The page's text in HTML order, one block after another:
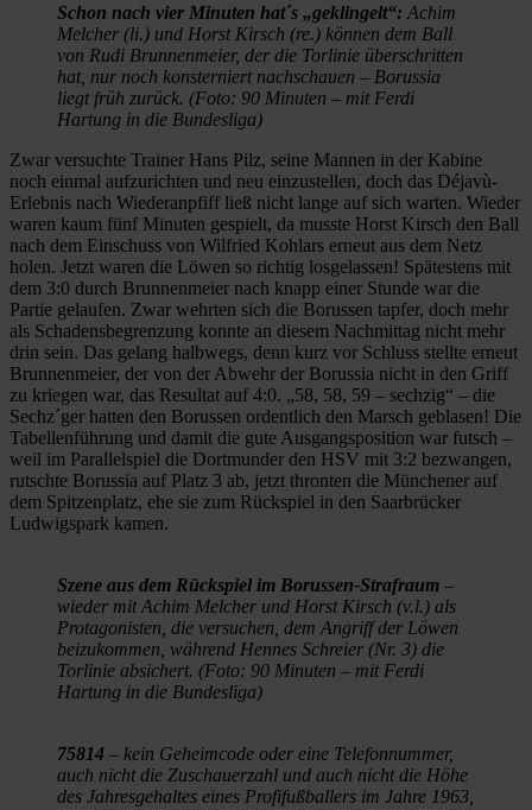
Schon nach vier Minuten hat´s „geklingelt“: Achim
Melcher (li.) und Horst Kirsch (re.) können dem Ball
von Rudi Brunnenmeier, der die Torlinie überschritten
hat, nur noch konsterniert nachschauen – Borussia
liegt früh zurück. (Foto: 90 Minuten – mit Ferdi
Hartung in die Bundesliga)
Zwar versuchte Trainer Hans Pilz, seine Mannen in der Kabine
noch einmal aufzurichten und neu einzustellen, doch das Déjavù-
Erlebnis nach Wiederanpfiff ließ nicht lange auf sich warten. Wieder
waren kaum fünf Minuten gespielt, da musste Horst Kirsch den Ball
nach dem Einschuss von Wilfried Kohlars erneut aus dem Netz
holen. Jetzt waren die Löwen so richtig losgelassen! Spätestens mit
dem 3:0 durch Brunnenmeier nach knapp einer Stunde war die
Partie gelaufen. Zwar wehrten sich die Borussen tapfer, doch mehr
als Schadensbegrenzung konnte an diesem Nachmittag nicht mehr
drin sein. Das gelang halbwegs, denn kurz vor Schluss stellte erneut
Brunnenmeier, der von der Abwehr der Borussia nicht in den Griff
zu kriegen war, das Resultat auf 4:0. „58, 58, 59 – sechzig“ – die
Sechz´ger hatten den Borussen ordentlich den Marsch geblasen! Die
Tabellenführung und damit die gute Ausgangsposition war futsch –
weil im Parallelspiel die Dortmunder den HSV mit 3:2 bezwangen,
rutschte Borussia auf Platz 3 ab, jetzt thronten die Münchener auf
dem Spitzenplatz, ehe sie zum Rückspiel in den Saarbrücker
Ludwigspark kamen.
Szene aus dem Rückspiel im Borussen-Strafraum –
wieder mit Achim Melcher und Horst Kirsch (v.l.) als
Protagonisten, die versuchen, dem Angriff der Löwen
beizukommen, während Hennes Schreier (Nr. 3) die
Torlinie absichert. (Foto: 90 Minuten – mit Ferdi
Hartung in die Bundesliga)
75814 – kein Geheimcode oder eine Telefonnummer,
auch nicht die Zuschauerzahl und auch nicht die Höhe
des Jahresgehaltes eines Profifußballers im Jahre 1963,